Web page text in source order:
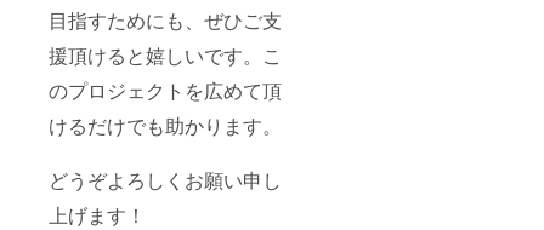
目指すためにも、ぜひご支
援頂けると嬉しいです。こ
のプロジェクトを広めて頂
けるだけでも助かります。
どうぞよろしくお願い申し
上げます！